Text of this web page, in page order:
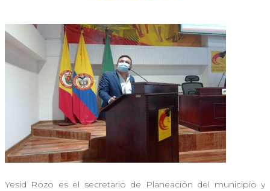
Yesid Rozo es el secretario de Planeación del municipio y